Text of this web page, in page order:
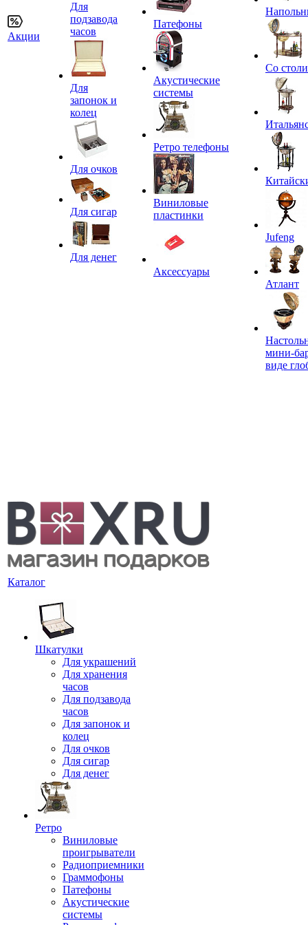
Акции
Для
подзавода
часов
Для
запонок и
колец
Для очков
Для сигар
Для денег
Патефоны
Акустические
системы
Ретро телефоны
Виниловые
пластинки
Аксессуары
Со
Jufeng
Атлант
мини-
виде
Каталог
Шкатулки
Для украшений
Для хранения
часов
Для подзавода
часов
Для запонок и
колец
Для очков
Для сигар
Для денег
Ретро
Виниловые
проигрыватели
Радиоприемники
Граммофоны
Патефоны
Акустические
системы